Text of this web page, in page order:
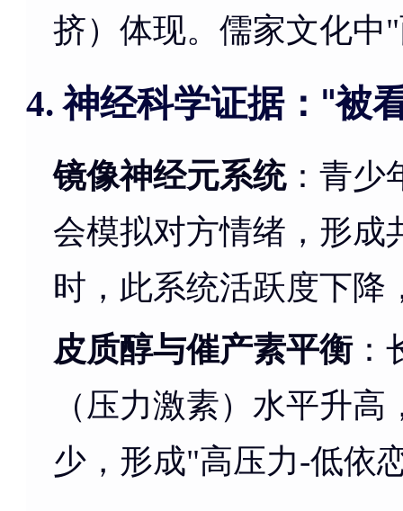
挤）体现。儒家文化中
4. 神经科学证据："被
镜像神经元系统：青少
会模拟对方情绪，形成
时，此系统活跃度下降
皮质醇与催产素平衡：
（压力激素）水平升
少，形成"高压力-低依